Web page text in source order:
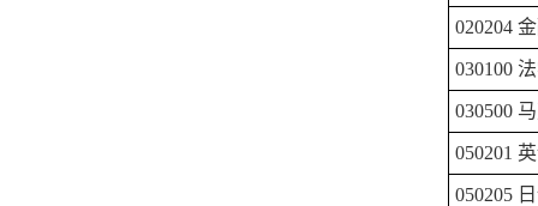
020204
030100
030500
050201
050205